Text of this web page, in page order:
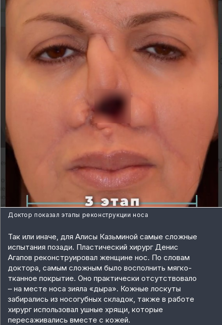
Доктор показал этапы реконструкции носа
Так или иначе, для Алисы Казьминой самые сложные
испытания позади. Пластический хирург Денис
Агапов реконструировал женщине нос. По словам
доктора, самым сложным было восполнить мягко-
тканное покрытие. Оно практически отсутствовало
– на месте носа зияла «дыра». Кожные лоскуты
забирались из носогубных складок, также в работе
хирург использовал ушные хрящи, которые
пересаживались вместе с кожей.